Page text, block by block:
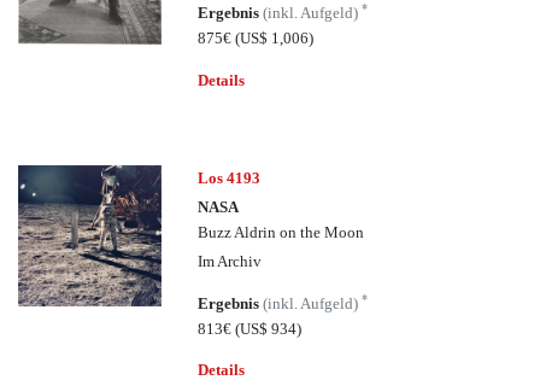
Ergebnis(inkl. Aufgeld)*
875€(US$ 1,006)
Details
Los 4193
NASA
Buzz Aldrin on the Moon
Im Archiv
Ergebnis(inkl. Aufgeld)*
813€(US$ 934)
Details